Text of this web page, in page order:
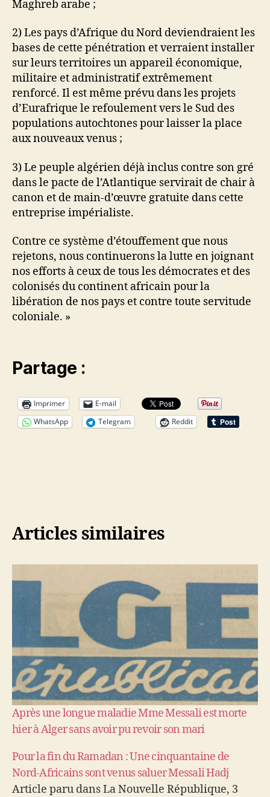
Maghreb arabe ;
2) Les pays d’Afrique du Nord deviendraient les
bases de cette pénétration et verraient installer
sur leurs territoires un appareil économique,
militaire et administratif extrêmement
renforcé. Il est même prévu dans les projets
d’Eurafrique le refoulement vers le Sud des
populations autochtones pour laisser la place
aux nouveaux venus ;
3) Le peuple algérien déjà inclus contre son gré
dans le pacte de l’Atlantique servirait de chair à
canon et de main-d’œuvre gratuite dans cette
entreprise impérialiste.
Contre ce système d’étouffement que nous
rejetons, nous continuerons la lutte en joignant
nos efforts à ceux de tous les démocrates et des
colonisés du continent africain pour la
libération de nos pays et contre toute servitude
coloniale. »
Partage :
Imprimer
E-mail
WhatsApp
Telegram Reddit
Articles similaires
Après une longue maladie Mme Messali est morte
hier à Alger sans avoir pu revoir son mari
Pour la fin du Ramadan : Une cinquantaine de
Nord-Africains sont venus saluer Messali Hadj
Article paru dans La Nouvelle République, 3